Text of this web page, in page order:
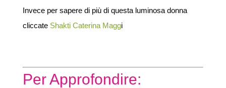
Invece per sapere di più di questa luminosa donna
cliccate Shakti Caterina Maggi
Per Approfondire: